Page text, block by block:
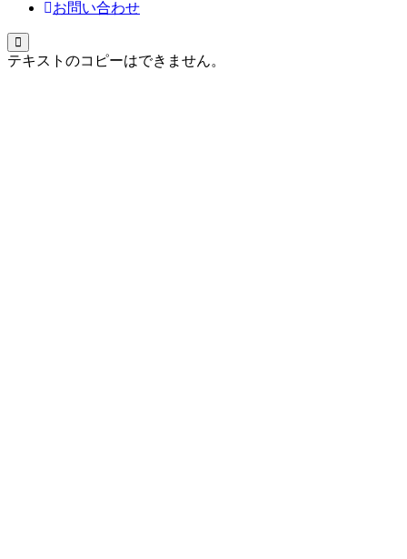
お問い合わせ
テキストのコピーはできません。